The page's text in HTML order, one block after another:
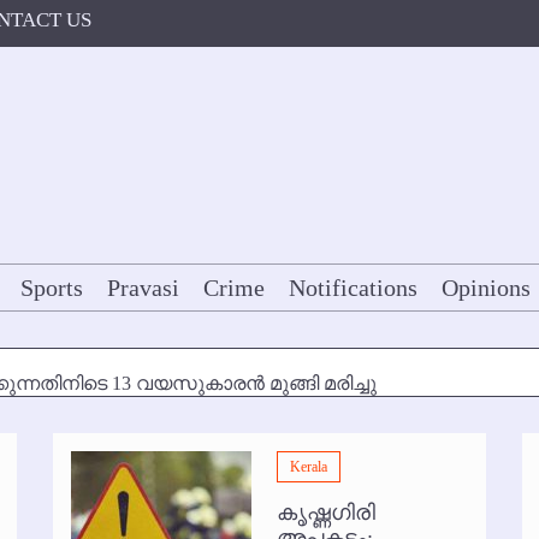
US
Sports Pravasi Crime Notifications Opinions
13 വയസുകാരന്‍ മുങ്ങി മരിച്ചു
മുതല്‍
ഇല്ല
Kerala
കൃഷ്ണഗിരി